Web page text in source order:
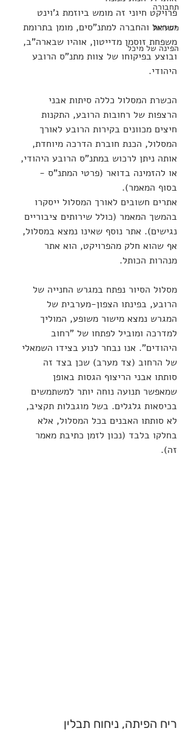
תחבורה
מסעדות
הפינה של מיכל
פרויקט חיוני זה מומש ביוזמת ג'וינט
ישראל והחברה למתנ"סים, מומן בתרומת
משפחת זוסמן מדייטון, אוהיו שבארה"ב,
ובוצע בפיקוחו של צוות מתנ"ס הרובע
היהודי.
הכשרת המסלול כללה סיתות אבני
הרצפות של רחובות הרובע, התקנות
חיצים מכוונים בקירות הרובע לאורך
המסלול, הכנת חוברת הדרכה מיוחדת,
אותה ניתן לרכוש במתנ"ס הרובע היהודי,
או להזמינה בדואר (פרטי המתנ"ס -
בסוף המאמר).
אתרים חשובים לאורך המסלול ייסקרו
בהמשך המאמר (כולל שירותים ציבוריים
נגישים). אתר נוסף שאינו נמצא במסלול,
אף שהוא חלק מהפרויקט, הוא אתר
מנהרות הכותל.
מסלול הסיור נפתח במגרש החנייה של
הרובע, בפינתו הצפון-מערבית של
המגרש נמצא מישור משופע, המוליך
למדרכה ומוביל לפתחו של "רחוב
היהודים". אנו נבחר לנוע בצידו השמאלי
של הרחוב (צד מערב) שכן בצד זה
סותתו אבני הריצוף הגסות באופן
שמאפשר תנועה נוחה יותר למשתמשים
בכיסאות גלגלים. בשל מוגבלות תקציב,
לא סותתו האבנים בכל המסלול, אלא
בחלקו בלבד (נכון לזמן כתיבת מאמר
זה).
ריח הפיתה, ניחוח תבלין